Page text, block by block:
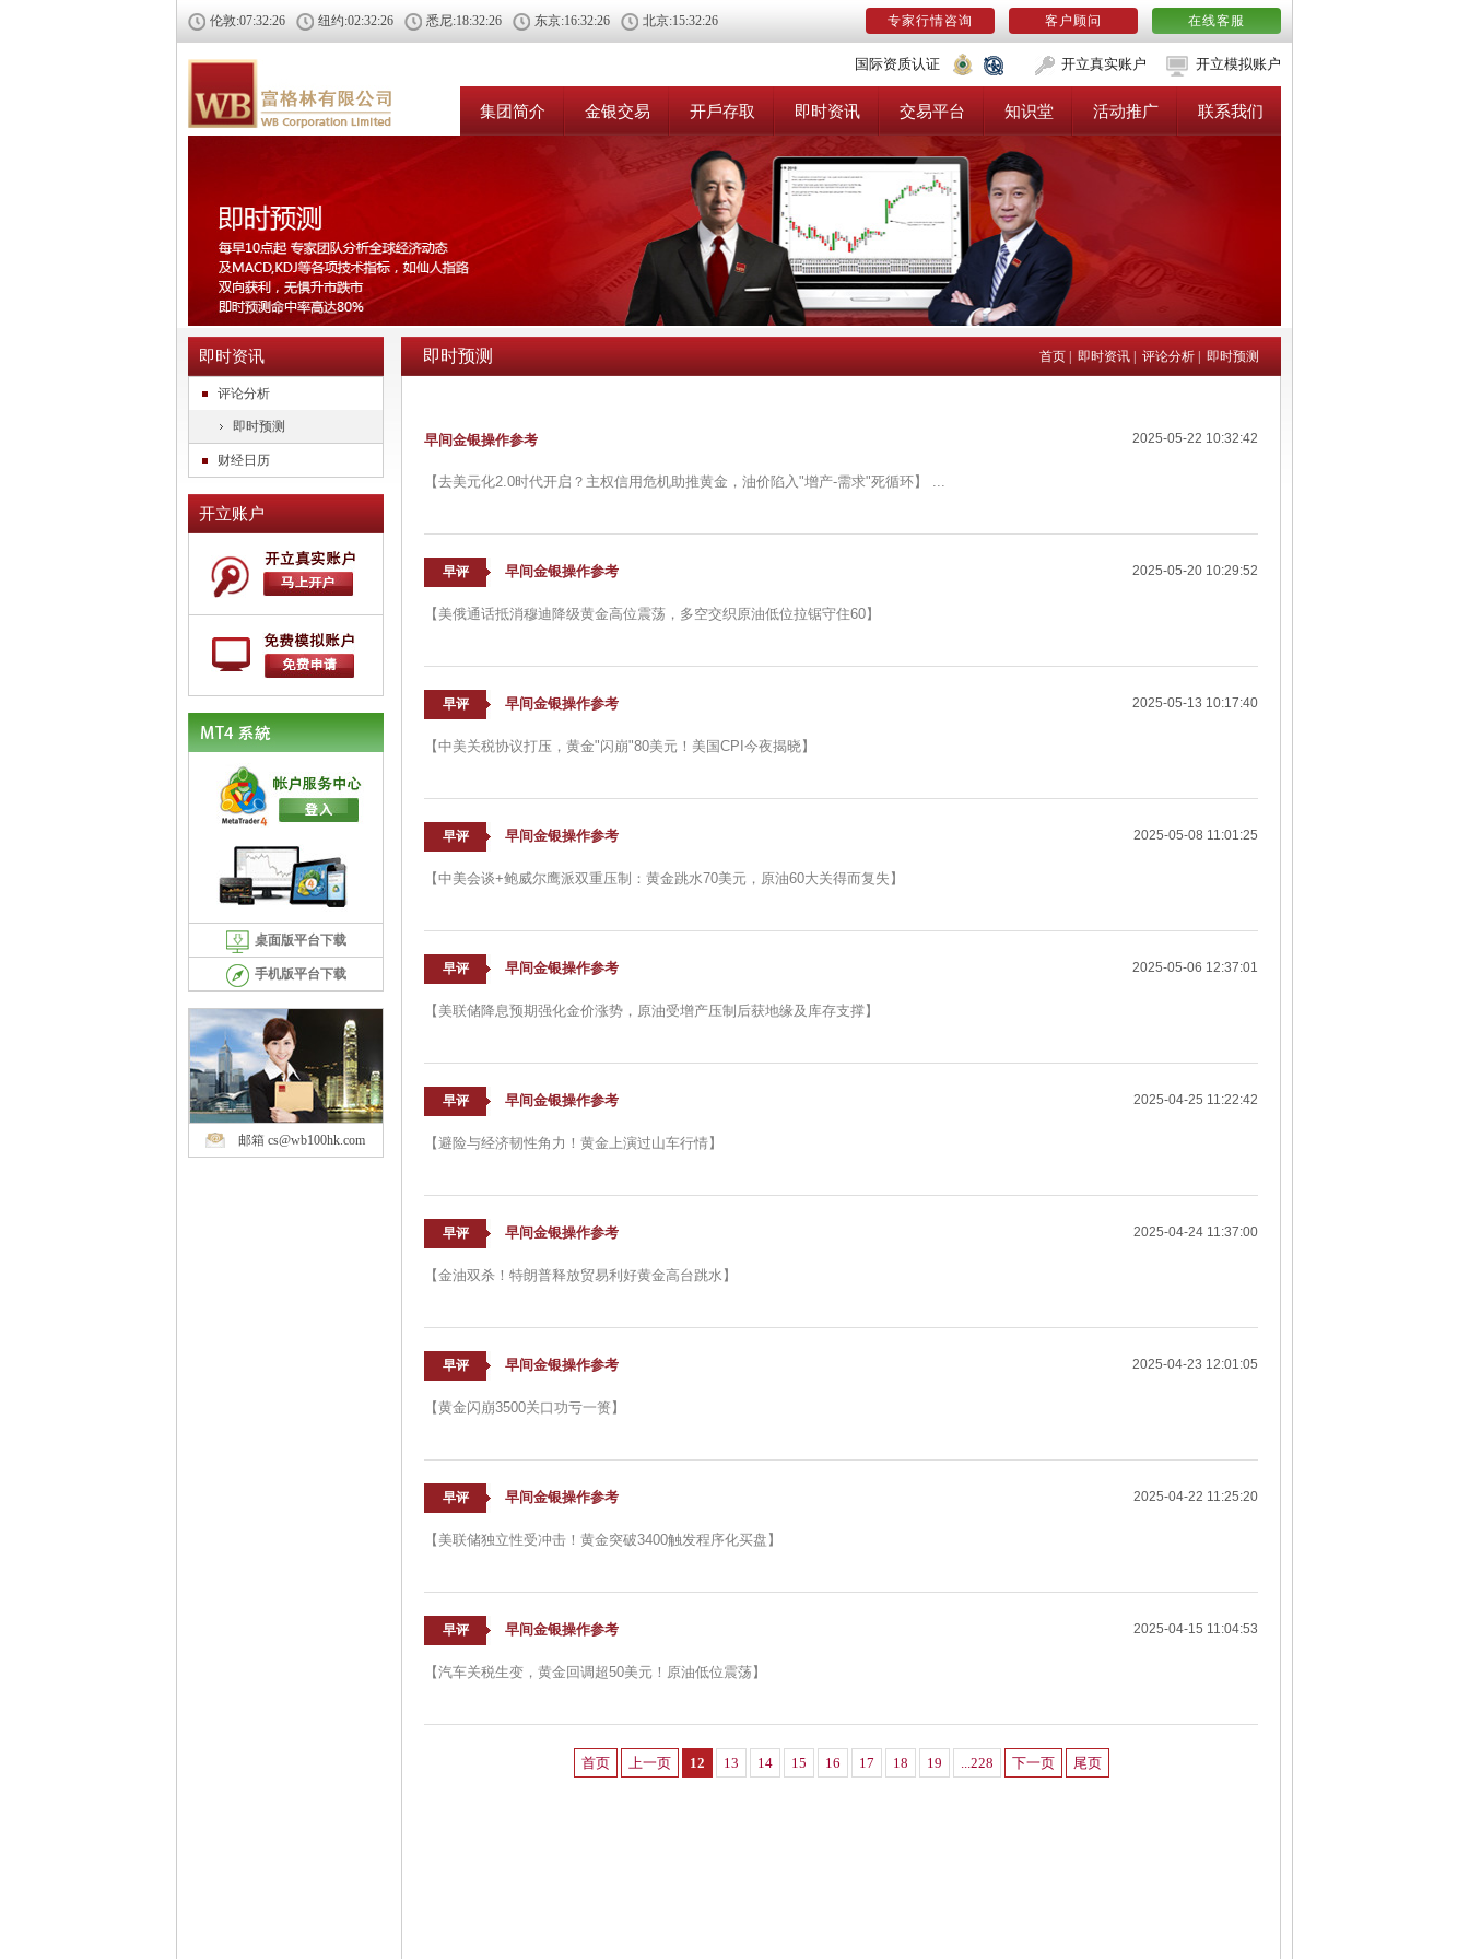
伦敦:07:32:26 纽约:02:32:26 悉尼:18:32:26 东京:16:32:26 北京:15:32:26 专家行情咨询 客户顾问 在线客服
国际资质认证 开立真实账户 开立模拟账户
集团简介 金银交易 开戶存取 即时资讯 交易平台 知识堂 活动推广 联系我们
即时资讯
评论分析
即时预测
财经日历
开立账户
桌面版平台下载
手机版平台下载
邮箱 cs@wb100hk.com
即时预测 首页 即时资讯 评论分析 即时预测
早间金银操作参考 2025-05-22 10:32:42
【去美元化2.0时代开启？主权信用危机助推黄金，油价陷入"增产-需求"死循环】 ...
早评 早间金银操作参考 2025-05-20 10:29:52
【美俄通话抵消穆迪降级黄金高位震荡，多空交织原油低位拉锯守住60】
早评 早间金银操作参考 2025-05-13 10:17:40
【中美关税协议打压，黄金"闪崩"80美元！美国CPI今夜揭晓】
早评 早间金银操作参考 2025-05-08 11:01:25
【中美会谈+鲍威尔鹰派双重压制：黄金跳水70美元，原油60大关得而复失】
早评 早间金银操作参考 2025-05-06 12:37:01
【美联储降息预期强化金价涨势，原油受增产压制后获地缘及库存支撑】
早评 早间金银操作参考 2025-04-25 11:22:42
【避险与经济韧性角力！黄金上演过山车行情】
早评 早间金银操作参考 2025-04-24 11:37:00
【金油双杀！特朗普释放贸易利好黄金高台跳水】
早评 早间金银操作参考 2025-04-23 12:01:05
【黄金闪崩3500关口功亏一篑】
早评 早间金银操作参考 2025-04-22 11:25:20
【美联储独立性受冲击！黄金突破3400触发程序化买盘】
早评 早间金银操作参考 2025-04-15 11:04:53
【汽车关税生变，黄金回调超50美元！原油低位震荡】
首页 上一页 12 13 14 15 16 17 18 19 ...228 下一页 尾页